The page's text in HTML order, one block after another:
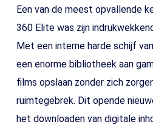
Een van de meest opvallende
360 Elite was zijn
Met een interne harde schijf
een enorme bibliotheek aan
films opslaan zonder zich
ruimtegebrek. Dit opende
het downloaden van digitale